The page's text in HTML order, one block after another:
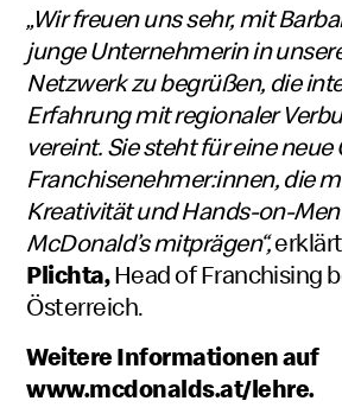
„Wir freuen uns sehr, mit
junge Unternehmerin in
Netzwerk zu begrüßen, die
Erfahrung mit regionaler
vereint. Sie steht für eine
Franchisenehmer:innen, die
Kreativität und Hands-on-
McDonald’s mitprägen“,
Plichta,Head of Franchising
Österreich.
Weitere Informationen auf
www.mcdonalds.at/lehre.